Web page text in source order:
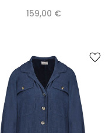
159,00 €